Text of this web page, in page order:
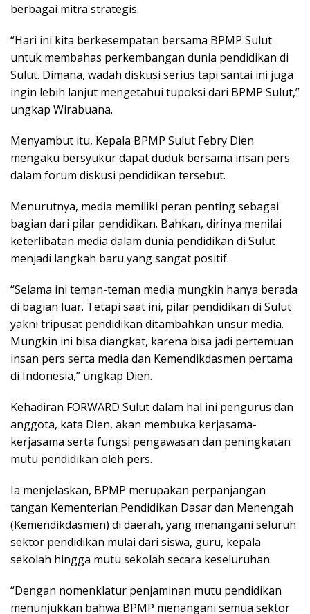
berbagai mitra strategis.
“Hari ini kita berkesempatan bersama BPMP Sulut
untuk membahas perkembangan dunia pendidikan di
Sulut. Dimana, wadah diskusi serius tapi santai ini juga
ingin lebih lanjut mengetahui tupoksi dari BPMP Sulut,”
ungkap Wirabuana.
Menyambut itu, Kepala BPMP Sulut Febry Dien
mengaku bersyukur dapat duduk bersama insan pers
dalam forum diskusi pendidikan tersebut.
Menurutnya, media memiliki peran penting sebagai
bagian dari pilar pendidikan. Bahkan, dirinya menilai
keterlibatan media dalam dunia pendidikan di Sulut
menjadi langkah baru yang sangat positif.
“Selama ini teman-teman media mungkin hanya berada
di bagian luar. Tetapi saat ini, pilar pendidikan di Sulut
yakni tripusat pendidikan ditambahkan unsur media.
Mungkin ini bisa diangkat, karena bisa jadi pertemuan
insan pers serta media dan Kemendikdasmen pertama
di Indonesia,” ungkap Dien.
Kehadiran FORWARD Sulut dalam hal ini pengurus dan
anggota, kata Dien, akan membuka kerjasama-
kerjasama serta fungsi pengawasan dan peningkatan
mutu pendidikan oleh pers.
Ia menjelaskan, BPMP merupakan perpanjangan
tangan Kementerian Pendidikan Dasar dan Menengah
(Kemendikdasmen) di daerah, yang menangani seluruh
sektor pendidikan mulai dari siswa, guru, kepala
sekolah hingga mutu sekolah secara keseluruhan.
“Dengan nomenklatur penjaminan mutu pendidikan
menunjukkan bahwa BPMP menangani semua sektor